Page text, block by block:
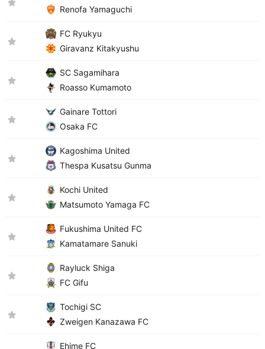
Renofa Yamaguchi
FC Ryukyu
Giravanz Kitakyushu
SC Sagamihara
Roasso Kumamoto
Gainare Tottori
Osaka FC
Kagoshima United
Thespa Kusatsu Gunma
Kochi United
Matsumoto Yamaga FC
Fukushima United FC
Kamatamare Sanuki
Rayluck Shiga
FC Gifu
Tochigi SC
Zweigen Kanazawa FC
Ehime FC